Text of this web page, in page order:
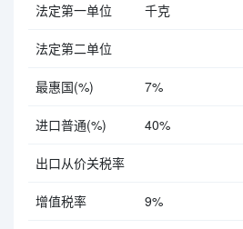
法定第一单位 千克
法定第二单位
最惠国(%) 7%
进口普通(%) 40%
出口从价关税率
增值税率 9%